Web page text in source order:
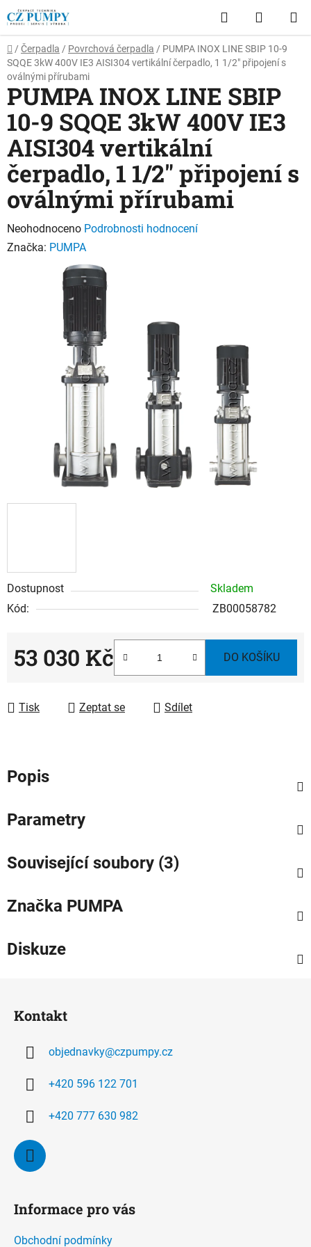
Přejít
na
obsah
Hledat
KOŠÍK
Domů
/ Čerpadla / Povrchová čerpadla / PUMPA INOX LINE SBIP 10-9
SQQE 3kW 400V IE3 AISI304 vertikální čerpadlo, 1 1/2" připojení s
oválnými přírubami
Dostupnost
Skladem
Kód:
ZB00058782
53 030 Kč DO KOŠÍKU
Tisk Zeptat se Sdílet
PUMPA INOX LINE SBIP
10-9 SQQE 3kW 400V IE3
AISI304 vertikální
čerpadlo, 1 1/2" připojení s
oválnými přírubami
Průměrné
hodnocení
Neohodnoceno Podrobnosti hodnocení
Značka: PUMPA
Popis
Parametry
Související soubory (3)
Značka PUMPA
Diskuze
Kontakt
objednavky@czpumpy.cz
+420 596 122 701
+420 777 630 982
Informace pro vás
Obchodní podmínky